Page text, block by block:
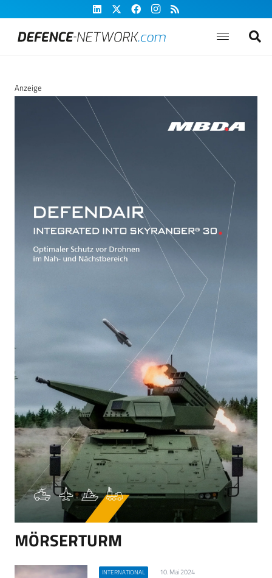
Anzeige
MÖRSERTURM
INTERNATIONAL 10. Mai 2024